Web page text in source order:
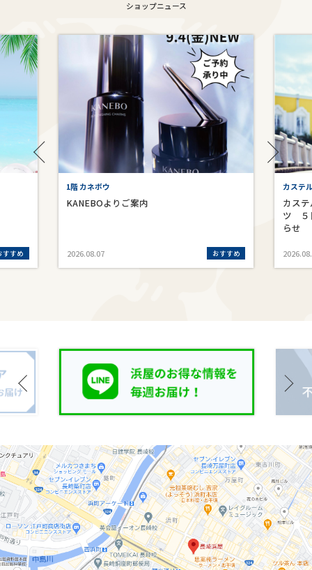
ショップニュース
すすめ
1階 カネボウ
KANEBOよりご案内
2026.08.07 おすすめ
カステ
カス
ツ ５
らせ